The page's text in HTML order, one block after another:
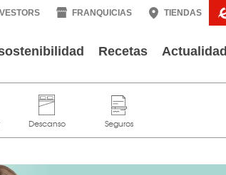
FRANQUICIAS TIENDAS
Recetas Actualidad